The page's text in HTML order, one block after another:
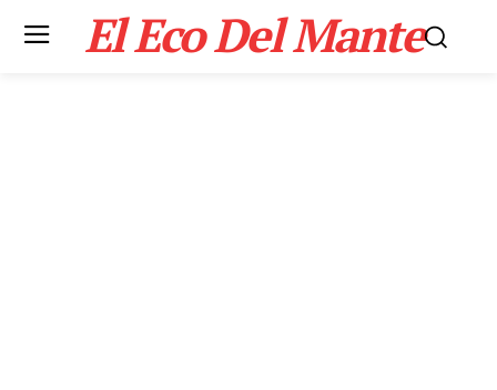
El Eco Del Mante